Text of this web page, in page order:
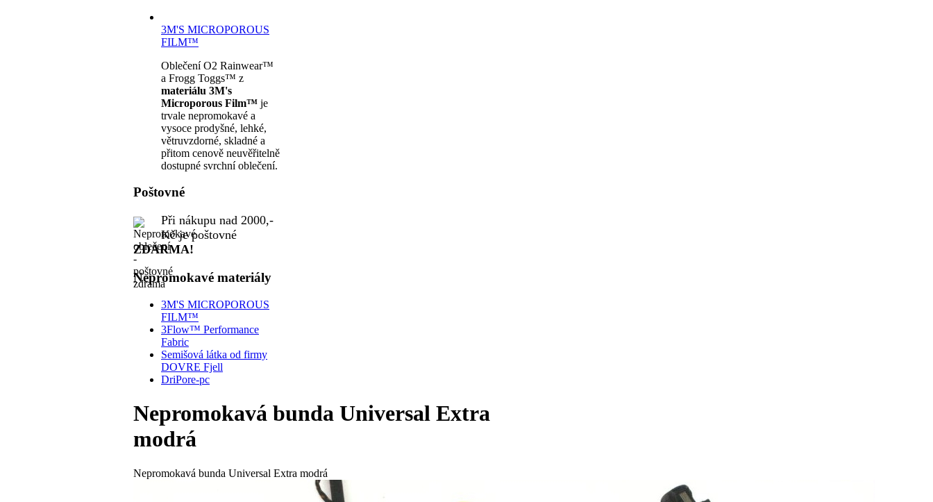
3M'S MICROPOROUS
FILM™
Oblečení O2 Rainwear™
a Frogg Toggs™ z
materiálu 3M's
Microporous Film™ je
trvale nepromokavé a
vysoce prodyšné, lehké,
větruvzdorné, skladné a
přitom cenově neuvěřitelně
dostupné svrchní oblečení.
Poštovné
Při nákupu nad 2000,-
Kč je poštovné
ZDARMA!
Nepromokavé materiály
3M'S MICROPOROUS
FILM™
3Flow™ Performance
Fabric
Semišová látka od firmy
DOVRE Fjell
DriPore-pc
Nepromokavá bunda Universal Extra
modrá
Nepromokavá bunda Universal Extra modrá